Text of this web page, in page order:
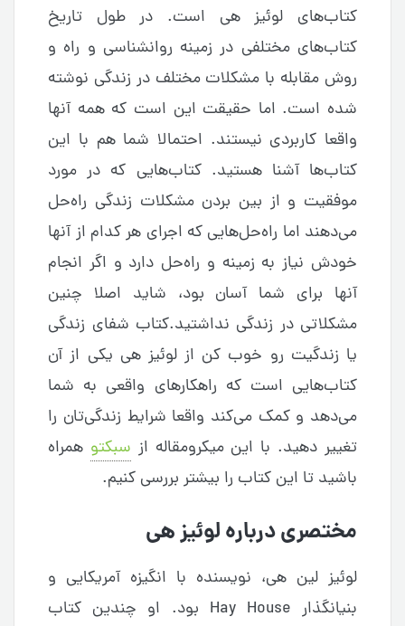
کتاب‌های لوئیز هی است. در طول تاریخ
کتاب‌های مختلفی در زمینه روانشناسی و راه و
روش مقابله با مشکلات مختلف در زندگی نوشته
شده است. اما حقیقت این است که همه آنها
واقعا کاربردی نیستند. احتمالا شما هم با این
کتاب‌ها آشنا هستید. کتاب‌هایی که در مورد
موفقیت و از بین بردن مشکلات زندگی راه‌حل
می‌دهند اما راه‌حل‌هایی که اجرای هر کدام از آنها
خودش نیاز به زمینه و راه‌حل دارد و اگر انجام
آنها برای شما آسان بود، شاید اصلا چنین
مشکلاتی در زندگی نداشتید.کتاب شفای زندگی
یا زندگیت رو خوب کن از لوئیز هی یکی از آن
کتاب‌هایی است که راهکارهای واقعی به شما
می‌دهد و کمک می‌کند واقعا شرایط زندگی‌تان را
تغییر دهید. با این میکرومقاله از سبکتو همراه
باشید تا این کتاب را بیشتر بررسی کنیم.
مختصری درباره لوئیز هی
لوئیز لین هی، نویسنده با انگیزه آمریکایی و
بنیانگذار Hay House بود. او چندین کتاب